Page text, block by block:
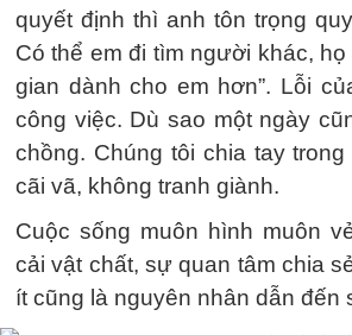
quyết định thì anh tôn trọng
Có thể em đi tìm người khác,
gian dành cho em hơn”. Lỗi
công việc. Dù sao một ngày
chồng. Chúng tôi chia tay
cãi vã, không tranh giành.
Cuộc sống muôn hình muôn
cải vật chất, sự quan tâm chia
ít cũng là nguyên nhân dẫn đến